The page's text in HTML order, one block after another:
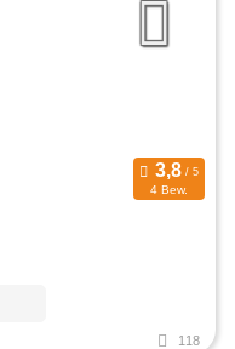
4 Bew.
118